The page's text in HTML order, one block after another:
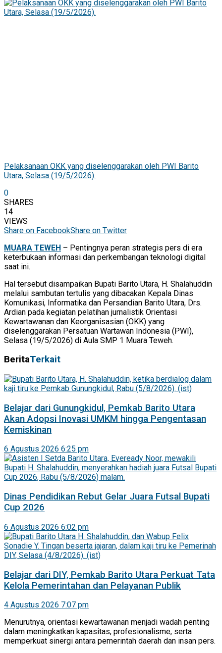
Pelaksanaan OKK yang diselenggarakan oleh PWI Barito
Utara, Selasa (19/5/2026).
0
SHARES
14
VIEWS
Share on FacebookShare on Twitter
MUARA TEWEH – Pentingnya peran strategis pers di era
keterbukaan informasi dan perkembangan teknologi digital
saat ini.
Hal tersebut disampaikan Bupati Barito Utara, H. Shalahuddin
melalui sambutan tertulis yang dibacakan Kepala Dinas
Komunikasi, Informatika dan Persandian Barito Utara, Drs.
Ardian pada kegiatan pelatihan jurnalistik Orientasi
Kewartawanan dan Keorganisasian (OKK) yang
diselenggarakan Persatuan Wartawan Indonesia (PWI),
Selasa (19/5/2026) di Aula SMP 1 Muara Teweh.
BeritaTerkait
Belajar dari Gunungkidul, Pemkab Barito Utara
Akan Adopsi Inovasi UMKM hingga Pengentasan
Kemiskinan
6 Agustus 2026 6:25 pm
Dinas Pendidikan Rebut Gelar Juara Futsal Bupati
Cup 2026
6 Agustus 2026 6:02 pm
Belajar dari DIY, Pemkab Barito Utara Perkuat Tata
Kelola Pemerintahan dan Pelayanan Publik
4 Agustus 2026 7:07 pm
Menurutnya, orientasi kewartawanan menjadi wadah penting
dalam meningkatkan kapasitas, profesionalisme, serta
memperkuat sinergi antara pemerintah daerah dan insan pers.